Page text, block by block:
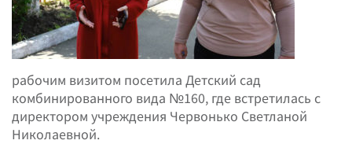
рабочим визитом посетила Детский сад
комбинированного вида №160, где встретилась с
директором учреждения Червонько Светланой
Николаевной.